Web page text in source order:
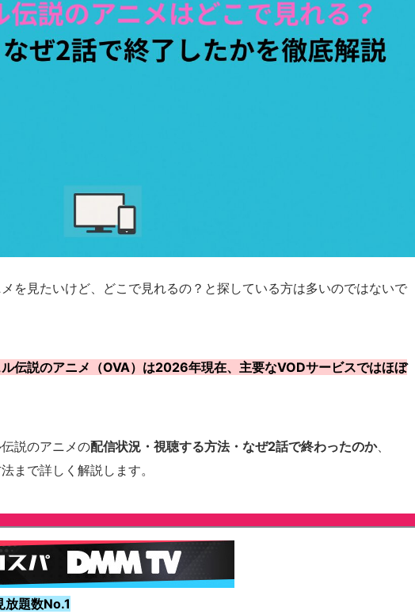
を見たいけど、どこで見れるの？と探している方は多いのではないで
伝説のアニメ（OVA）は2026年現在、主要なVODサービスではほぼ
説のアニメの配信状況・視聴する方法・なぜ2話で終わったのか、
まで詳しく解説します。
放題数No.1